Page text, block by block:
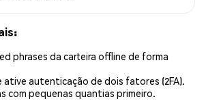
phrases da carteira offline de forma
ative autenticação de dois fatores (2FA).
com pequenas quantias primeiro.